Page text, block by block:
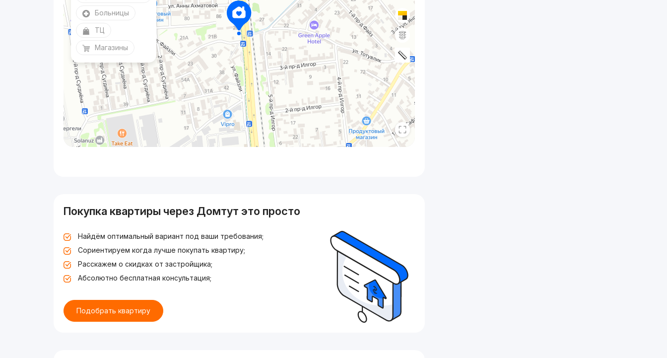
Больницы
ТЦ
Магазины
Покупка квартиры через Домтут это просто
Найдём оптимальный вариант под ваши требования;
Сориентируем когда лучше покупать квартиру;
Расскажем о скидках от застройщика;
Абсолютно бесплатная консультация;
Подобрать квартиру